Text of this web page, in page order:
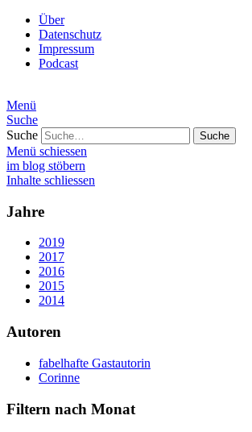
Über
Datenschutz
Impressum
Podcast
Menü
Suche
Suche
Menü schiessen
im blog stöbern
Inhalte schliessen
Jahre
2019
2017
2016
2015
2014
Autoren
fabelhafte Gastautorin
Corinne
Filtern nach Monat